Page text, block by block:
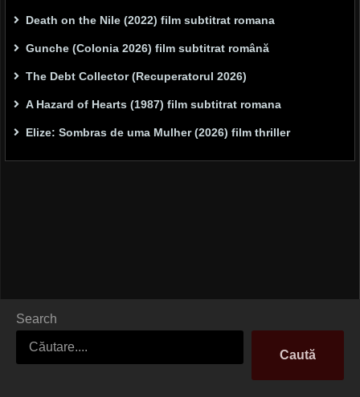
Death on the Nile (2022) film subtitrat romana
Gunche (Colonia 2026) film subtitrat română
The Debt Collector (Recuperatorul 2026)
A Hazard of Hearts (1987) film subtitrat romana
Elize: Sombras de uma Mulher (2026) film thriller
Search
Caută